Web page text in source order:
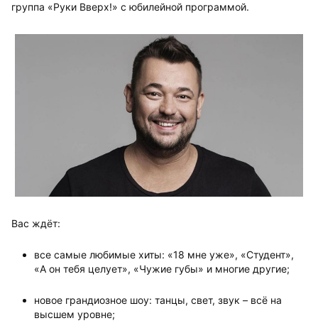
группа «Руки Вверх!» с юбилейной программой.
Вас ждёт:
все самые любимые хиты: «18 мне уже», «Студент»,
«А он тебя целует», «Чужие губы» и многие другие;
новое грандиозное шоу: танцы, свет, звук – всё на
высшем уровне;